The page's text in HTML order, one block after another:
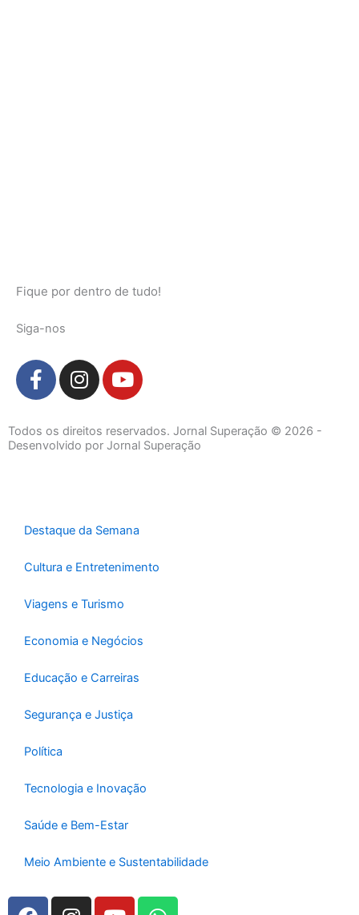
Fique por dentro de tudo!
Siga-nos
F
a
e
b
-
I
n
t
a
m
Y
o
t
u
Todos os direitos reservados. Jornal Superação © 2026 -
Desenvolvido por Jornal Superação
Destaque da Semana
Cultura e Entretenimento
Viagens e Turismo
Economia e Negócios
Educação e Carreiras
Segurança e Justiça
Política
Tecnologia e Inovação
Saúde e Bem-Estar
Meio Ambiente e Sustentabilidade
F
I
Y
W